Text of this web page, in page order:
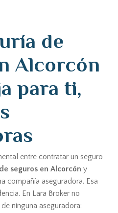
de
Alcorcón
para ti,
entre contratar un seguro
seguros en Alcorcón y
compañía aseguradora. Esa
En Lara Broker no
ninguna aseguradora: